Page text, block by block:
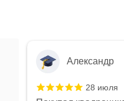
Александр
28 июля